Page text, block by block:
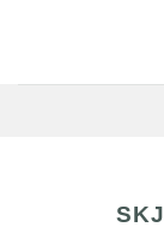
content